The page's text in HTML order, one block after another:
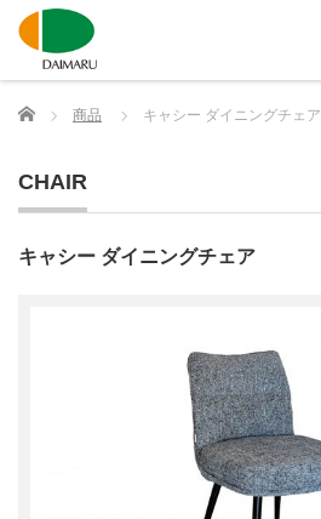
Home 商品 キャシー ダイニングチェア
CHAIR
キャシー ダイニングチェア